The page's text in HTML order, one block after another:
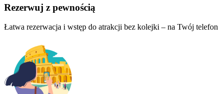
Rezerwuj z pewnością
Łatwa rezerwacja i wstęp do atrakcji bez kolejki – na Twój telefon